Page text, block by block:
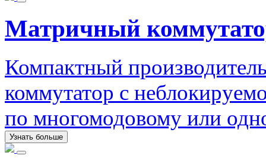
Матричный
Компактный
коммутатор с
по многомодовому или
Узнать больше